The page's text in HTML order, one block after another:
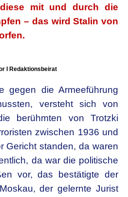
mit und durch die
– das wird Stalin von
I Redaktionsbeirat
gegen die Armeeführung
versteht sich von
berühmten von Trotzki
zwischen 1936 und
Gericht standen, da waren
da war die politische
vor, das bestätigte der
der gelernte Jurist